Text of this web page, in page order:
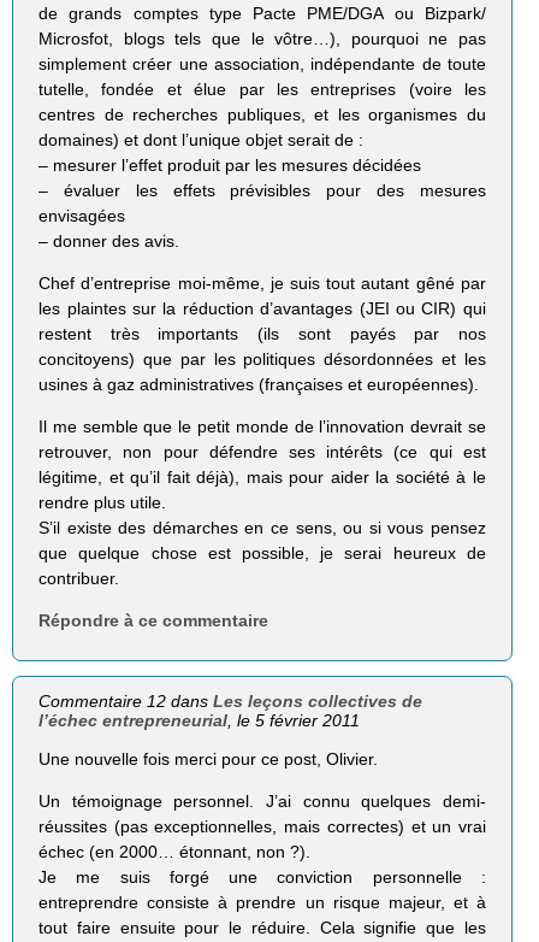
de grands comptes type Pacte PME/DGA ou Bizpark/
Microsfot, blogs tels que le vôtre…), pourquoi ne pas
simplement créer une association, indépendante de toute
tutelle, fondée et élue par les entreprises (voire les
centres de recherches publiques, et les organismes du
domaines) et dont l’unique objet serait de :
– mesurer l’effet produit par les mesures décidées
– évaluer les effets prévisibles pour des mesures
envisagées
– donner des avis.
Chef d’entreprise moi-même, je suis tout autant gêné par
les plaintes sur la réduction d’avantages (JEI ou CIR) qui
restent très importants (ils sont payés par nos
concitoyens) que par les politiques désordonnées et les
usines à gaz administratives (françaises et européennes).
Il me semble que le petit monde de l’innovation devrait se
retrouver, non pour défendre ses intérêts (ce qui est
légitime, et qu’il fait déjà), mais pour aider la société à le
rendre plus utile.
S’il existe des démarches en ce sens, ou si vous pensez
que quelque chose est possible, je serai heureux de
contribuer.
Répondre à ce commentaire
Commentaire 12 dansLes leçons collectives de
l’échec entrepreneurial , le 5 février 2011
Une nouvelle fois merci pour ce post, Olivier.
Un témoignage personnel. J’ai connu quelques demi-
réussites (pas exceptionnelles, mais correctes) et un vrai
échec (en 2000… étonnant, non ?).
Je me suis forgé une conviction personnelle :
entreprendre consiste à prendre un risque majeur, et à
tout faire ensuite pour le réduire. Cela signifie que les